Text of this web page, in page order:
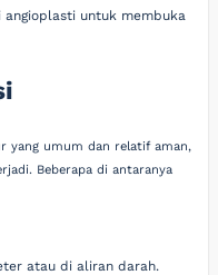
untuk membuka
yang umum dan relatif aman,
Beberapa di antaranya
atau di aliran darah.